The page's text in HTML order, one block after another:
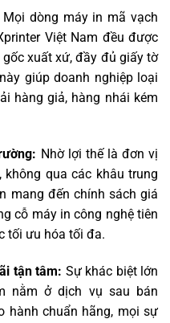
Mọi dòng máy in mã vạch
Việt Nam đều được
xuất xứ, đầy đủ giấy tờ
giúp doanh nghiệp loại
hàng giả, hàng nhái kém
Nhờ lợi thế là đơn vị
qua các khâu trung
mang đến chính sách giá
cỗ máy in công nghệ tiên
tối ưu hóa tối đa.
tận tâm: Sự khác biệt lớn
nằm ở dịch vụ sau bán
hành chuẩn hãng, mọi sự